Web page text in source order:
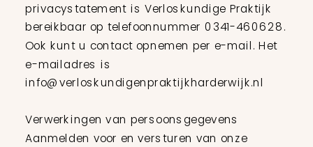
privacystatement is Verloskundige Praktijk
bereikbaar op telefoonnummer 0341-460628.
Ook kunt u contact opnemen per e-mail. Het
e-mailadres is
info@verloskundigenpraktijkharderwijk.nl
Verwerkingen van persoonsgegevens
Aanmelden voor en versturen van onze